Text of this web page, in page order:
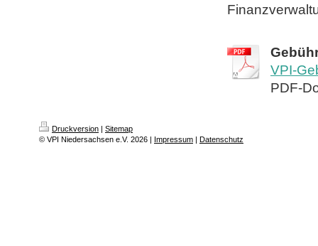
VPI-
PDF-
Druckversion | Sitemap
© VPI Niedersachsen e.V. 2026 | Impressum | Datenschutz